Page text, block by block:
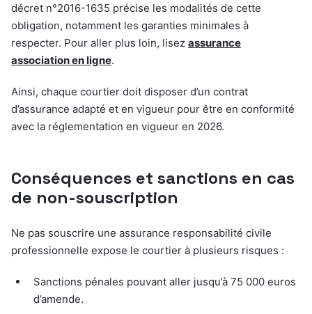
décret n°2016-1635 précise les modalités de cette
obligation, notamment les garanties minimales à
respecter. Pour aller plus loin, lisez assurance
association en ligne.
Ainsi, chaque courtier doit disposer d’un contrat
d’assurance adapté et en vigueur pour être en conformité
avec la réglementation en vigueur en 2026.
Conséquences et sanctions en cas
de non-souscription
Ne pas souscrire une assurance responsabilité civile
professionnelle expose le courtier à plusieurs risques :
Sanctions pénales pouvant aller jusqu’à 75 000 euros
d’amende.